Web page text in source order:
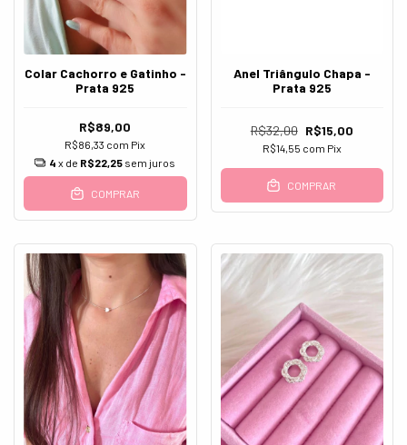
Colar Cachorro e Gatinho -
Prata 925
R$89,00
R$86,33 com Pix
4 x de R$22,25 sem juros
COMPRAR
Anel Triângulo Chapa -
Prata 925
R$32,00 R$15,00
R$14,55 com Pix
COMPRAR